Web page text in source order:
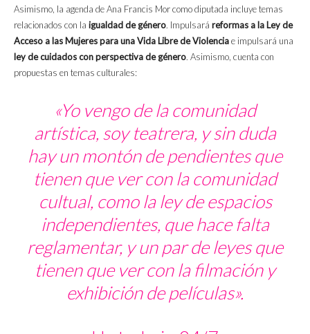
Asimismo, la agenda de Ana Francis Mor como diputada incluye temas
relacionados con la igualdad de género. Impulsará reformas a la Ley de
Acceso a las Mujeres para una Vida Libre de Violenciae impulsará una
ley de cuidados con perspectiva de género. Asimismo, cuenta con
propuestas en temas culturales:
«Yo vengo de la comunidad
artística, soy teatrera, y sin duda
hay un montón de pendientes que
tienen que ver con la comunidad
cultual, como la ley de espacios
independientes, que hace falta
reglamentar, y un par de leyes que
tienen que ver con la filmación y
exhibición de películas».